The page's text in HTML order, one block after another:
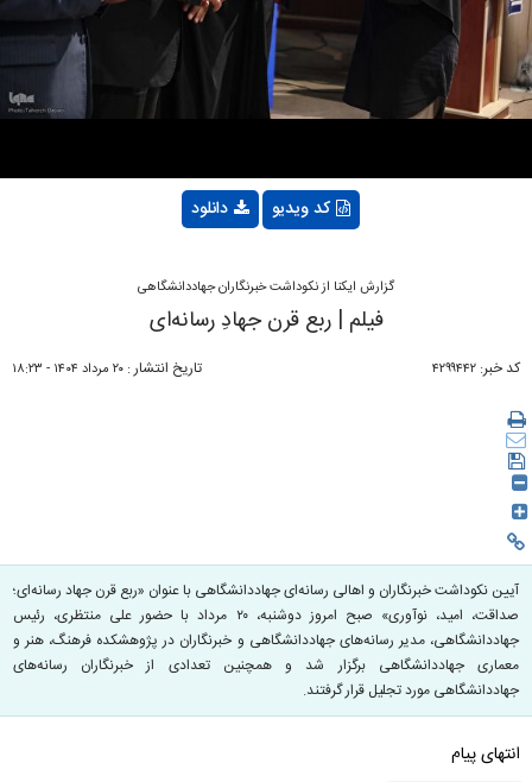
Video
کد ویدیو دانلود
گزارش ایکنا از نکوداشت خبرنگاران جهاددانشگاهی
فیلم | ربع قرن جهادِ رسانه‌ای
کد خبر: ۴۲۹۹۴۴۲ تاریخ انتشار : ۲۰ مرداد ۱۴۰۴ - ۱۸:۲۳
آیین نکوداشت خبرنگاران و اهالی رسانه‌ای جهاددانشگاهی با عنوان «ربع قرن جهاد رسانه‌ای؛
صداقت، امید، نوآوری» صبح امروز دوشنبه، ۲۰ مرداد با حضور علی منتظری، رئیس
جهاددانشگاهی، مدیر رسانه‌های جهاددانشگاهی و خبرنگاران در پژوهشکده فرهنگ، هنر و
معماری جهاددانشگاهی برگزار شد و همچنین تعدادی از خبرنگاران رسانه‌های
جهاددانشگاهی مورد تجلیل قرار گرفتند.
انتهای پیام